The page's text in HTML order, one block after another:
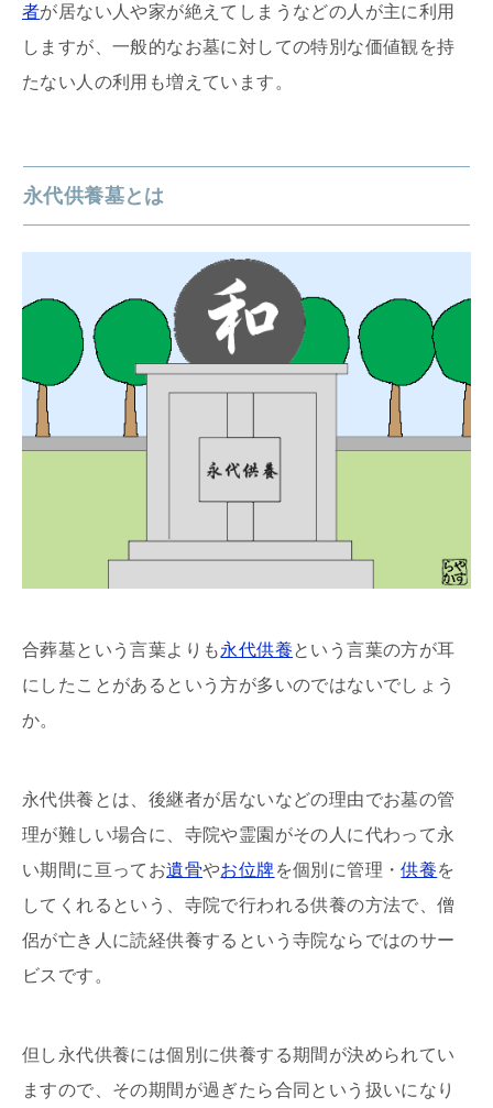
者が居ない人や家が絶えてしまうなどの人が主に利用
しますが、一般的なお墓に対しての特別な価値観を持
たない人の利用も増えています。
永代供養墓とは
合葬墓という言葉よりも永代供養という言葉の方が耳
にしたことがあるという方が多いのではないでしょう
か。
永代供養とは、後継者が居ないなどの理由でお墓の管
理が難しい場合に、寺院や霊園がその人に代わって永
い期間に亘ってお遺骨やお位牌を個別に管理・供養を
してくれるという、寺院で行われる供養の方法で、僧
侶が亡き人に読経供養するという寺院ならではのサー
ビスです。
但し永代供養には個別に供養する期間が決められてい
ますので、その期間が過ぎたら合同という扱いになり